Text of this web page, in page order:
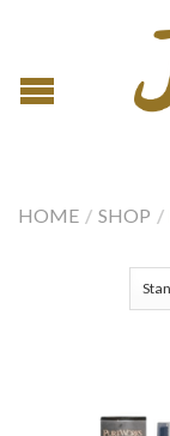
HOME / SHOP /